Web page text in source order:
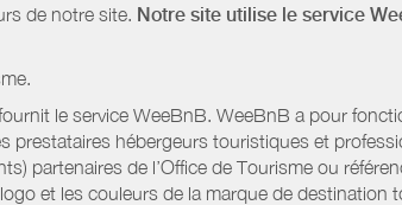
de notre site. Notre site utilise le service
le service WeeBnB. WeeBnB a pour
prestataires hébergeurs touristiques et
partenaires de l’Office de Tourisme ou
et les couleurs de la marque de destination